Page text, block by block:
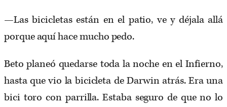
—Las bicicletas están en el patio, ve y déjala allá
porque aquí hace mucho pedo.
Beto planeó quedarse toda la noche en el Infierno,
hasta que vio la bicicleta de Darwin atrás. Era una
bici toro con parrilla. Estaba seguro de que no lo